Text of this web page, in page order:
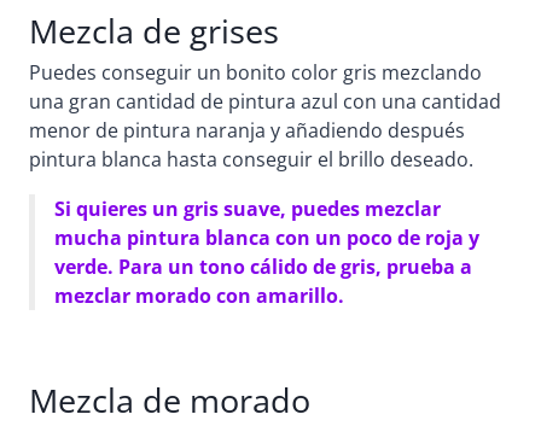
Mezcla de grises
Puedes conseguir un bonito color gris mezclando
una gran cantidad de pintura azul con una cantidad
menor de pintura naranja y añadiendo después
pintura blanca hasta conseguir el brillo deseado.
Si quieres un gris suave, puedes mezclar
mucha pintura blanca con un poco de roja y
verde. Para un tono cálido de gris, prueba a
mezclar morado con amarillo.
Mezcla de morado